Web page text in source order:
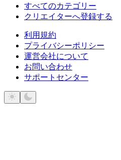
すべてのカテゴリー
クリエイターへ登録する
利用規約
プライバシーポリシー
運営会社について
お問い合わせ
サポートセンター